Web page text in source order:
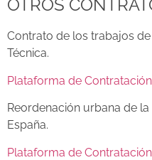
OTROS
Contrato de los trabajos
Técnica.
Plataforma de
Reordenación urbana de
España.
Plataforma de